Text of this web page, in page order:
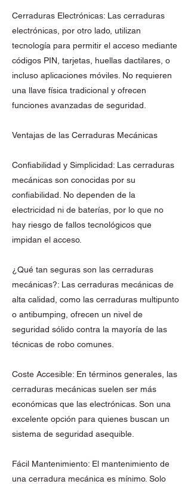
Cerraduras Electrónicas: Las cerraduras
electrónicas, por otro lado, utilizan
tecnología para permitir el acceso mediante
códigos PIN, tarjetas, huellas dactilares, o
incluso aplicaciones móviles. No requieren
una llave física tradicional y ofrecen
funciones avanzadas de seguridad.
Ventajas de las Cerraduras Mecánicas
Confiabilidad y Simplicidad: Las cerraduras
mecánicas son conocidas por su
confiabilidad. No dependen de la
electricidad ni de baterías, por lo que no
hay riesgo de fallos tecnológicos que
impidan el acceso.
¿Qué tan seguras son las cerraduras
mecánicas?: Las cerraduras mecánicas de
alta calidad, como las cerraduras multipunto
o antibumping, ofrecen un nivel de
seguridad sólido contra la mayoría de las
técnicas de robo comunes.
Coste Accesible: En términos generales, las
cerraduras mecánicas suelen ser más
económicas que las electrónicas. Son una
excelente opción para quienes buscan un
sistema de seguridad asequible.
Fácil Mantenimiento: El mantenimiento de
una cerradura mecánica es mínimo. Solo